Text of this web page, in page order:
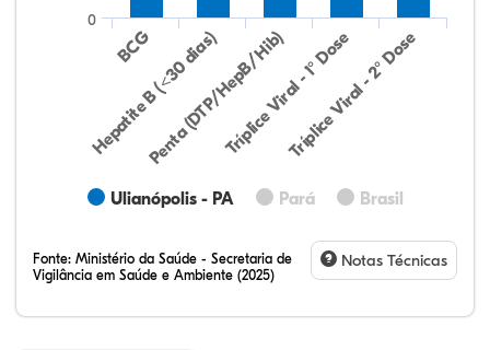
Ulianópolis - PA Pará Brasil
BCG
Hepatite B (<30 dias)
Penta (DTP/HepB/Hib)Tríplice Viral - 1° Dose
Tríplice Viral - 2° Dose
0
Fonte: Ministério da Saúde - Secretaria de
Vigilância em Saúde e Ambiente (2025)
Notas Técnicas